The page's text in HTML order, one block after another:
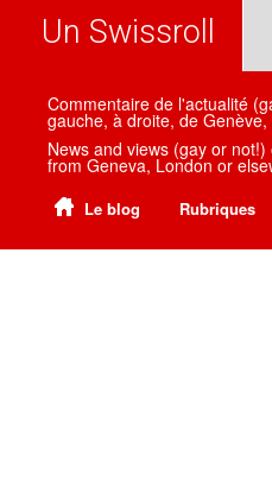
Un Swissroll
Commentaire de l'actualité
gauche, à droite, de
News and views (gay or
from Geneva, London or
Le blog Rubriques